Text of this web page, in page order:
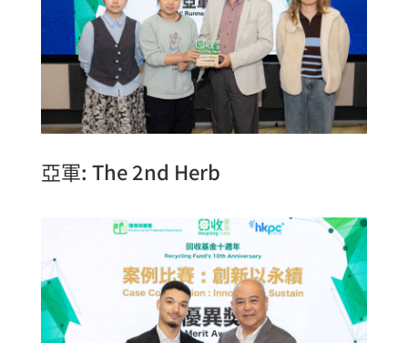
亞軍: The 2nd Herb